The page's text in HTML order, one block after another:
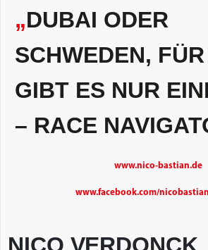
„DUBAI ODER
SCHWEDEN,
GIBT ES NUR
– RACE
www.nico-bastian.de
www.facebook.com/